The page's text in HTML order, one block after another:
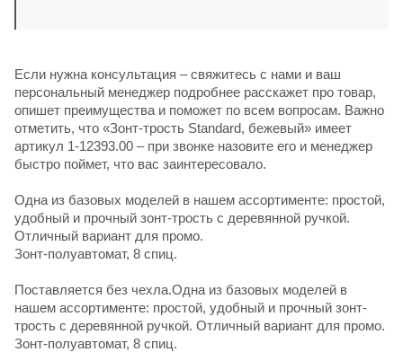
Если нужна консультация – свяжитесь с нами и ваш
персональный менеджер подробнее расскажет про товар,
опишет преимущества и поможет по всем вопросам. Важно
отметить, что «Зонт-трость Standard, бежевый» имеет
артикул 1-12393.00 – при звонке назовите его и менеджер
быстро поймет, что вас заинтересовало.
Одна из базовых моделей в нашем ассортименте: простой,
удобный и прочный зонт-трость с деревянной ручкой.
Отличный вариант для промо.
Зонт-полуавтомат, 8 спиц.
Поставляется без чехла.Одна из базовых моделей в
нашем ассортименте: простой, удобный и прочный зонт-
трость с деревянной ручкой. Отличный вариант для промо.
Зонт-полуавтомат, 8 спиц.